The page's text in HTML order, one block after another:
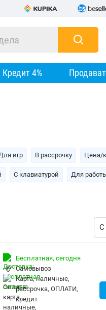
Кредит 4%
игр В рассрочку Цена/
С клавиатурой Для
С
Бесплатная, сегодня
Самовывоз
карта, наличные,
рассрочка, ОПЛАТИ,
кредит